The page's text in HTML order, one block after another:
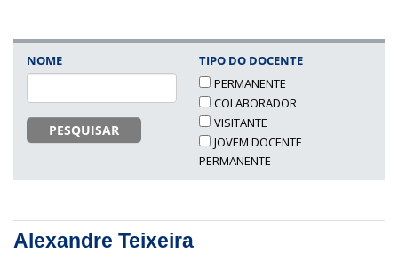
NOME
PESQUISAR
TIPO DO DOCENTE
PERMANENTE
COLABORADOR
VISITANTE
JOVEM DOCENTE
PERMANENTE
Alexandre Teixeira